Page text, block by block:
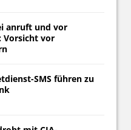
anruft und vor
Vorsicht vor
SMS führen zu